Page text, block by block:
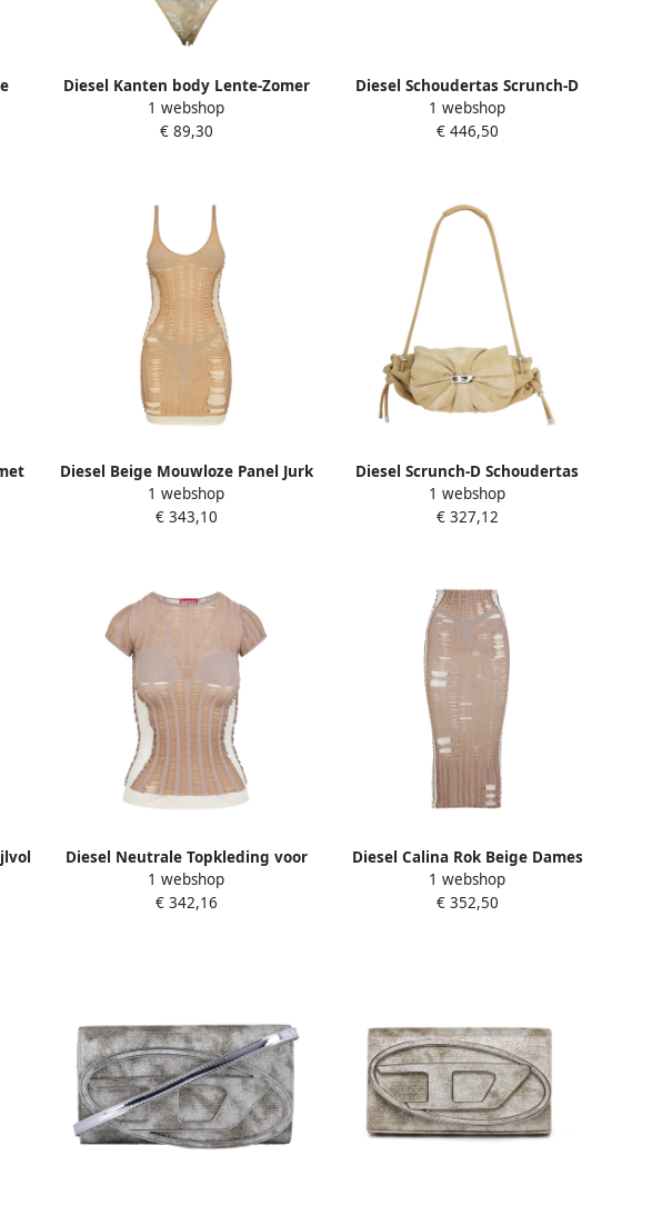
Diesel Kanten body Lente-Zomer
2025 Collectie Beige Dames
1 webshop
€ 89,30
Diesel Schoudertas Scrunch-D
Beige Dames
1 webshop
€ 446,50
Diesel Beige Mouwloze Panel Jurk
Beige Dames
1 webshop
€ 343,10
Diesel Scrunch-D Schoudertas
Beige Dames
1 webshop
€ 327,12
Diesel Neutrale Topkleding voor
Vrouwen Ss25 Beige Dames
1 webshop
€ 342,16
Diesel Calina Rok Beige Dames
1 webshop
€ 352,50